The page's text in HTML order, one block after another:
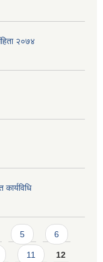
२०७४
5 6
11 12